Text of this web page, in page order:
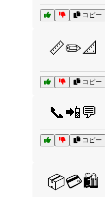
コピー
📏✏️📐
コピー
📞📲💬
コピー
📦💳🛍️